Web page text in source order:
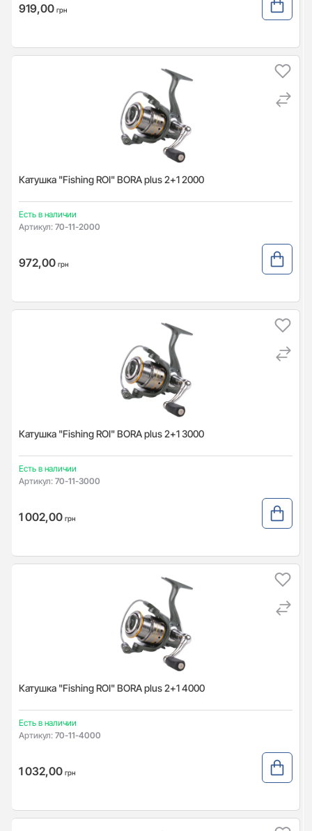
919,00 грн
Катушка "Fishing ROI" BORA plus 2+1 2000
Есть в наличии
Артикул: 70-11-2000
972,00 грн
Катушка "Fishing ROI" BORA plus 2+1 3000
Есть в наличии
Артикул: 70-11-3000
1 002,00 грн
Катушка "Fishing ROI" BORA plus 2+1 4000
Есть в наличии
Артикул: 70-11-4000
1 032,00 грн